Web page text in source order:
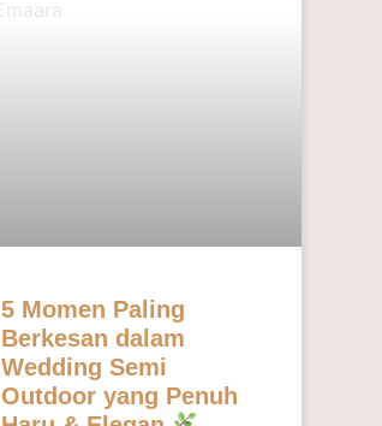
5 Momen Paling
Berkesan dalam
Wedding Semi
Outdoor yang Penuh